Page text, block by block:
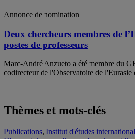
Annonce de nomination
Deux chercheurs membres de
postes de professeurs
Marc-André Anzueto a été membre du
codirecteur de l'Observatoire de
Thèmes et mots-clés
Publications, Institut d'études